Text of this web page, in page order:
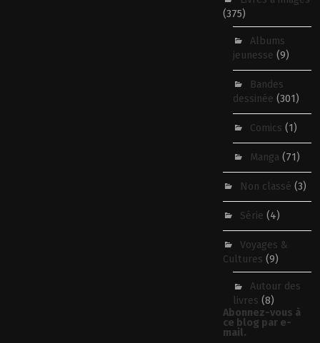
(375)
Albums
jeunesse (9)
Bandes
dessinée (301)
Comics (1)
Manga (71)
Non classé (3)
Série (4)
Voyages &
Cultures (9)
Autour des
livres (8)
Abonnez-vous à
ce blog par e-
mail.